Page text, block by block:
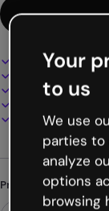
Design
100%
Adicione áudio,
Baixe em PDF,
Procurando algo
Your
to us
We use
parties to
analyze
options
browsing